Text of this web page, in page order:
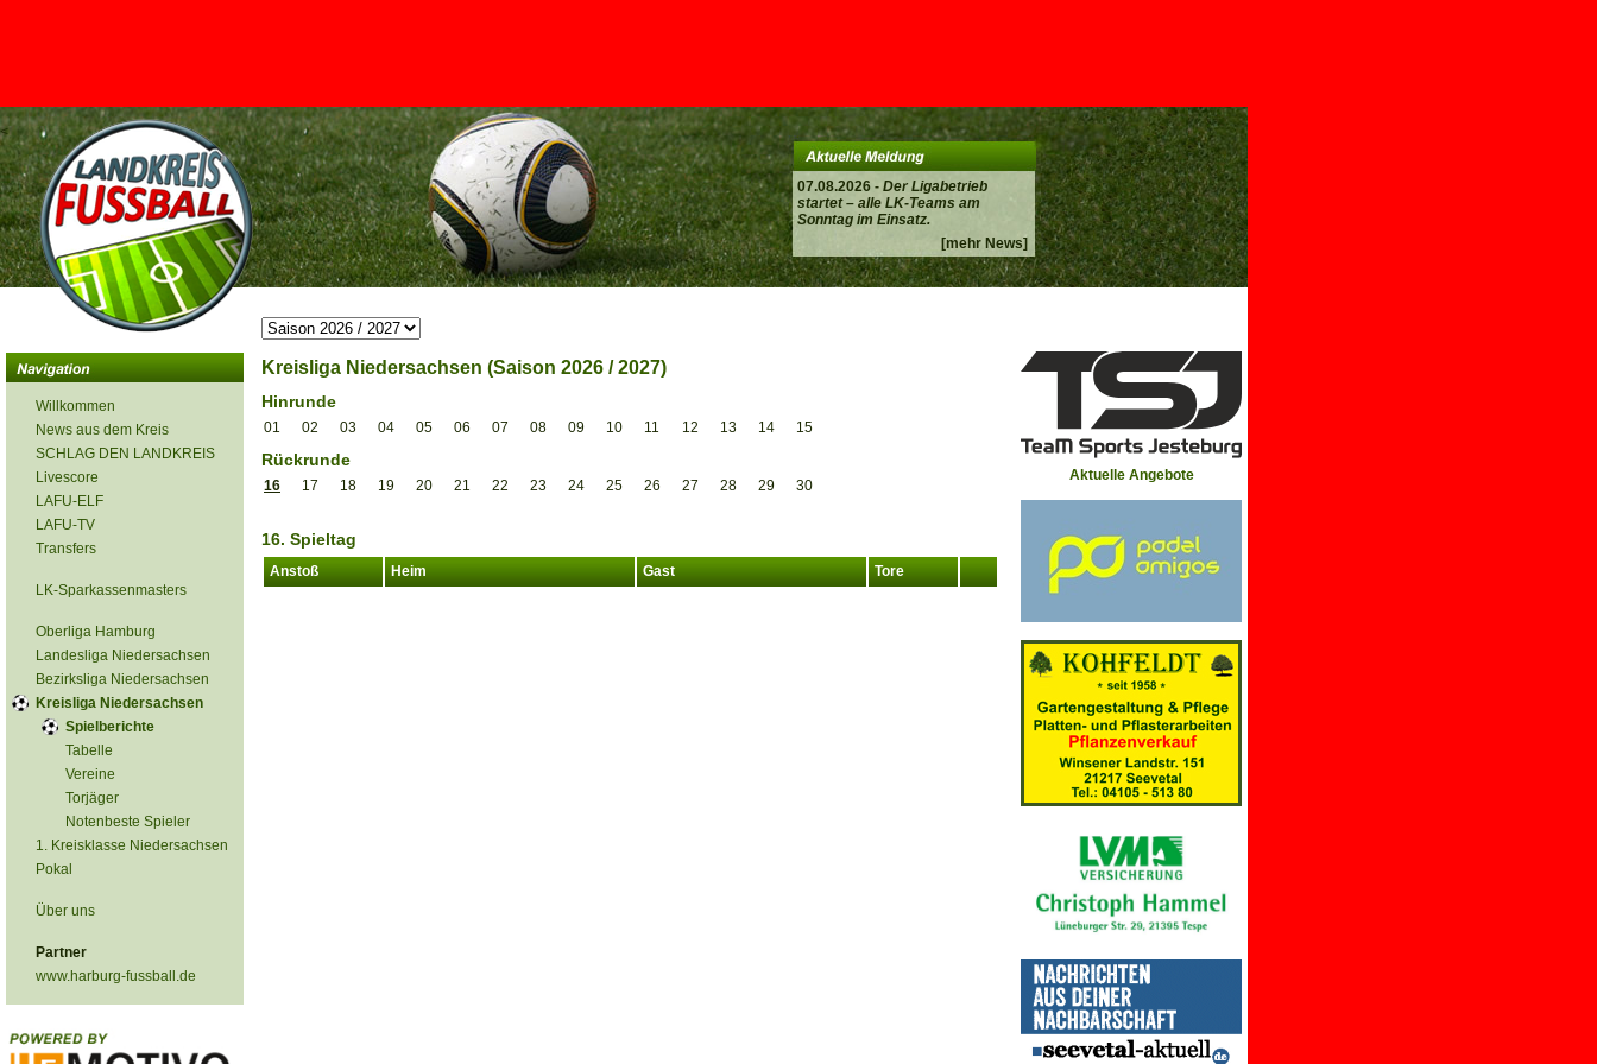
07.08.2026 - Der Ligabetrieb
startet – alle LK-Teams am
Sonntag im Einsatz.
[mehr News]
<
Willkommen
News aus dem Kreis
SCHLAG DEN LANDKREIS
Livescore
LAFU-ELF
LAFU-TV
Transfers
LK-Sparkassenmasters
Oberliga Hamburg
Landesliga Niedersachsen
Bezirksliga Niedersachsen
Kreisliga Niedersachsen
Spielberichte
Tabelle
Vereine
Torjäger
Notenbeste Spieler
1. Kreisklasse Niedersachsen
Pokal
Über uns
Partner
www.harburg-fussball.de
Kreisliga Niedersachsen (Saison 2026 / 2027)
Hinrunde
01 02 03 04 05 06 07 08 09 10 11 12 13 14 15
Rückrunde
16 17 18 19 20 21 22 23 24 25 26 27 28 29 30
16. Spieltag
Anstoß Heim Gast Tore
Aktuelle Angebote